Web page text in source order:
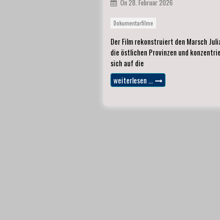
On 28. Februar 2026
Dokumentarfilme
Der Film rekonstruiert den Marsch
die östlichen Provinzen und
sich auf die
weiterlesen …